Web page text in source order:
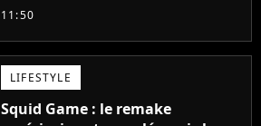
11:50
LIFESTYLE
Squid Game : le remake